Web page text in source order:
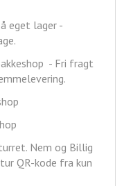
eget lager -
- Fri fragt
Nem og Billig
QR-kode fra kun